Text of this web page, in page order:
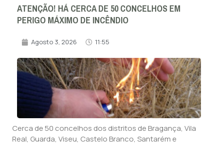
ATENÇÃO! HÁ CERCA DE 50 CONCELHOS EM
PERIGO MÁXIMO DE INCÊNDIO
Agosto 3, 2026 11:55
Cerca de 50 concelhos dos distritos de Bragança, Vila
Real, Guarda, Viseu, Castelo Branco, Santarém e